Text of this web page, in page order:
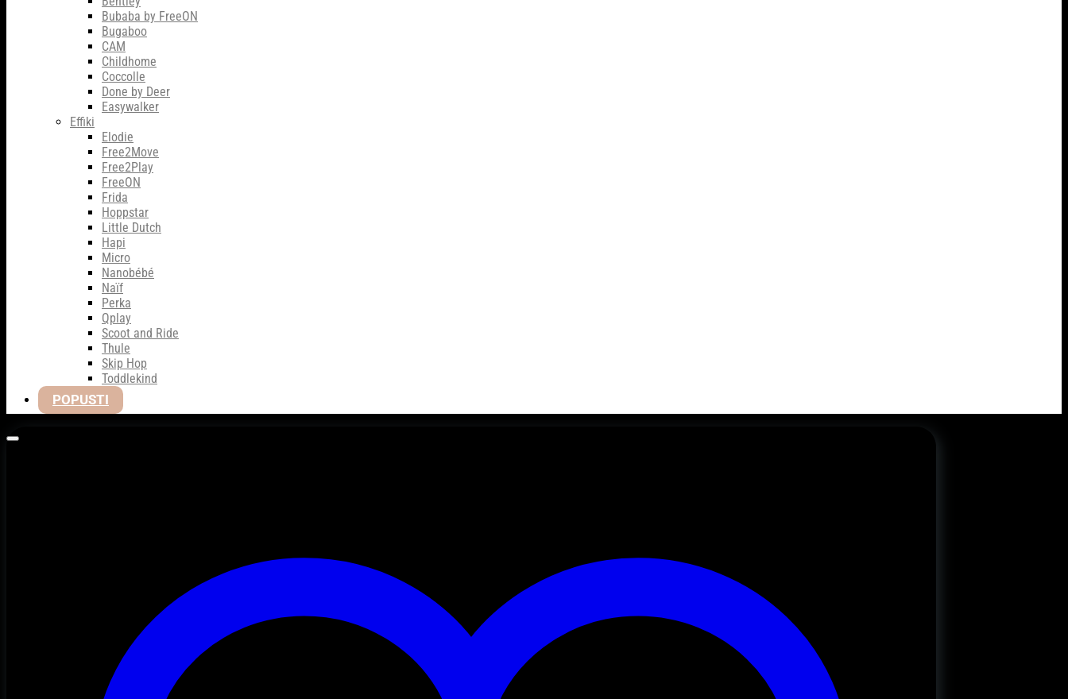
Bubaba by FreeON
Bugaboo
CAM
Childhome
Coccolle
Done by Deer
Easywalker
Effiki
Elodie
Free2Move
Free2Play
FreeON
Frida
Hoppstar
Little Dutch
Hapi
Micro
Nanobébé
Naïf
Perka
Qplay
Scoot and Ride
Thule
Skip Hop
Toddlekind
POPUSTI